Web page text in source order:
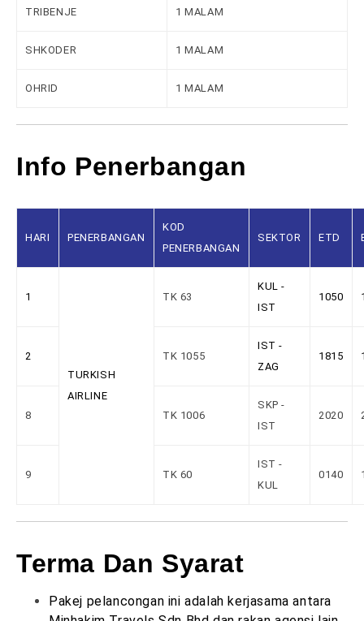
TRIBENJE 1 MALAM
SHKODER 1 MALAM
OHRID 1 MALAM
Info Penerbangan
HARI PENERBANGAN
KOD
PENERBANGAN
SEKTOR ETD
1
TURKISH
AIRLINE
TK 63
KUL -
IST
1050
2 TK 1055
IST -
ZAG
1815
8 TK 1006
SKP -
IST
2020
9 TK 60
IST -
KUL
0140
Terma Dan Syarat
Pakej pelancongan ini adalah kerjasama antara